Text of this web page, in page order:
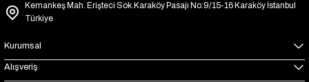
Kemankeş Mah. Erişteci Sok.Karaköy Pasajı No:9/15-16 Karaköy İstanbul
Türkiye
Kurumsal
Alışveriş